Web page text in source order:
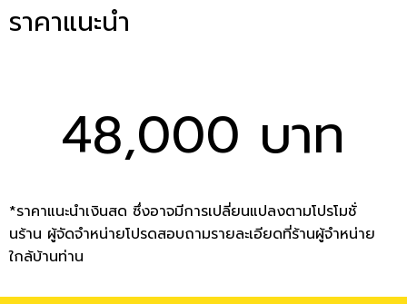
ราคาแนะนำ
48,000 บาท
*ราคาแนะนำเงินสด ซึ่งอาจมีการเปลี่ยนแปลงตามโปรโมชั่
นร้าน ผู้จัดจำหน่ายโปรดสอบถามรายละเอียดที่ร้านผู้จำหน่าย
ใกล้บ้านท่าน